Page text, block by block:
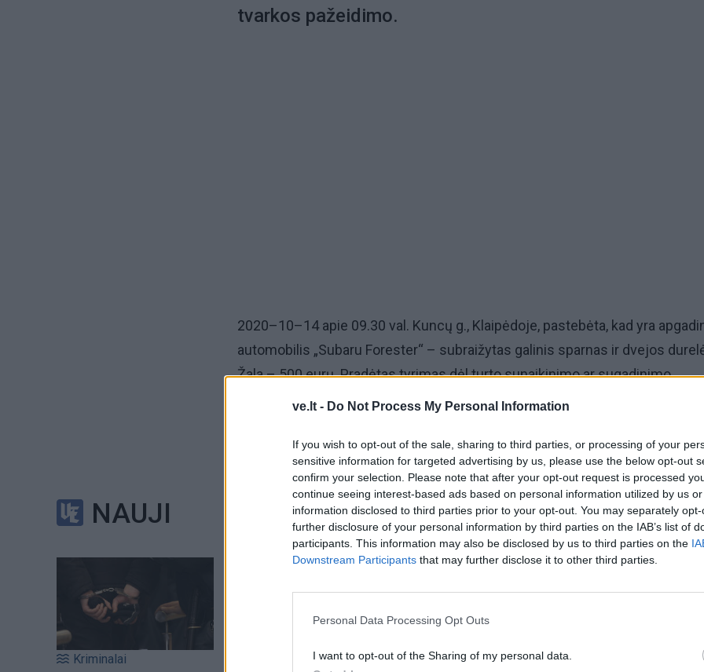
ve.lt - Do Not Process My Personal Information
If you wish to opt-out of the sale, sharing to third parties, or processing of your
sensitive information for targeted advertising by us, please use the below opt-out
confirm your selection. Please note that after your opt-out request is processed
continue seeing interest-based ads based on personal information utilized by us
information disclosed to third parties prior to your opt-out. You may separately
further disclosure of your personal information by third parties on the IAB’s list of
participants. This information may also be disclosed by us to third parties on the
Downstream Participants that may further disclose it to other third parties.
Personal Data Processing Opt Outs
I want to opt-out of the Sharing of my personal data.
NAUJI
Kriminalai
tvarkos pažeidimo.
2020–10–14 apie 09.30 val. Kuncų g., Klaipėdoje, pastebėta, kad yra
automobilis „Subaru Forester“ – subraižytas galinis sparnas ir dvejos
Žala – 500 eurų. Pradėtas tyrimas dėl turto sunaikinimo ar sugadinimo.
2020–10–14 į Klaipėdos m. PK kreipėsi 1985 vyras, kuris pranešė, kad
08 už socialiniame tinkle pardavinėtas automobilio dalis, per du kartus
pervedė 200 eurų, tačiau prekių sutartu laiku negavo. Pradėtas tyrimas dėl
sukčiavimo.
2020–10–14 apie 17.03 val. Palangoje, Liepojos pl., tikrinant gautą
pas 1974 m. gimusį vyrą rasta 20 litrų skysčio, įtariama, naminės degtinės.